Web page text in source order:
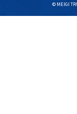
© MEIGI